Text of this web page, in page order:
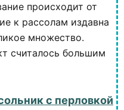
происходит от
к рассолам издавна
множество.
считалось большим
с перловкой